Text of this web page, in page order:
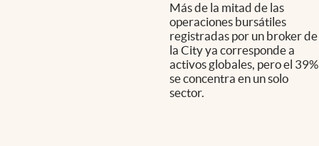
Más de la mitad de las
operaciones bursátiles
registradas por un broker de
la City ya corresponde a
activos globales, pero el 39%
se concentra en un solo
sector.